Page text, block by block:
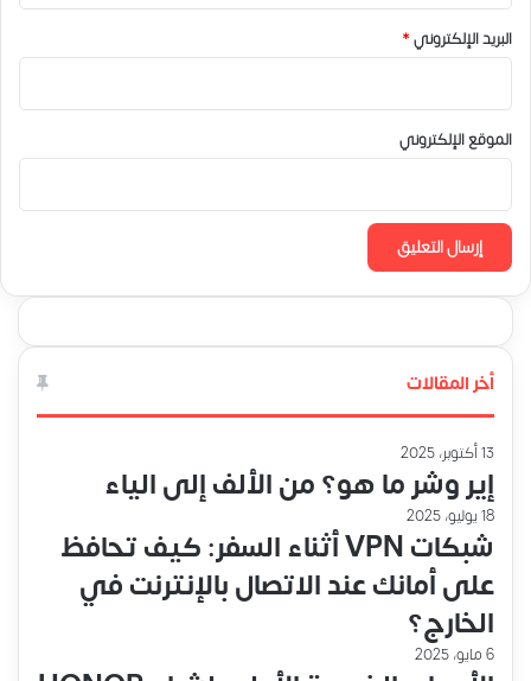
البريد الإلكتروني*
الموقع الإلكتروني
أخر المقالات
13 أكتوبر، 2025
إير وشر ما هو؟ من الألف إلى الياء
18 يوليو، 2025
شبكات VPN أثناء السفر: كيف تحافظ
على أمانك عند الاتصال بالإنترنت في
الخارج؟
6 مايو، 2025